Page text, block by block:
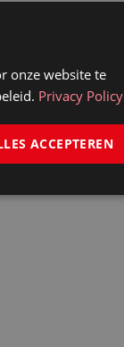
onze website te
Privacy Policy
ACCEPTEREN